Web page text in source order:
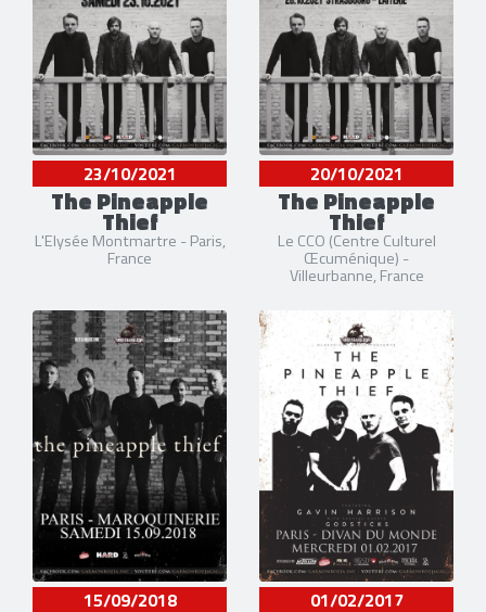
23/10/2021
The Pineapple
Thief
L'Elysée Montmartre - Paris,
France
20/10/2021
The Pineapple
Thief
Le CCO (Centre Culturel
Œcuménique) -
Villeurbanne, France
15/09/2018 01/02/2017